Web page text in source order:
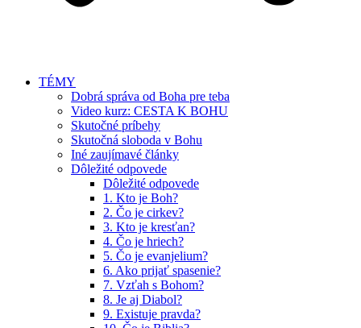
TÉMY
Dobrá správa od Boha pre teba
Video kurz: CESTA K BOHU
Skutočné príbehy
Skutočná sloboda v Bohu
Iné zaujímavé články
Dôležité odpovede
Dôležité odpovede
1. Kto je Boh?
2. Čo je cirkev?
3. Kto je kresťan?
4. Čo je hriech?
5. Čo je evanjelium?
6. Ako prijať spasenie?
7. Vzťah s Bohom?
8. Je aj Diabol?
9. Existuje pravda?